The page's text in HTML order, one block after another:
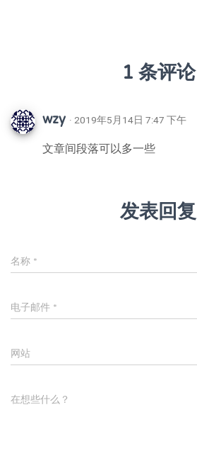
1 条评论
wzy · 2019年5月14日 7:47 下午
文章间段落可以多一些
发表回复
名称 *
电子邮件 *
网站
在想些什么？